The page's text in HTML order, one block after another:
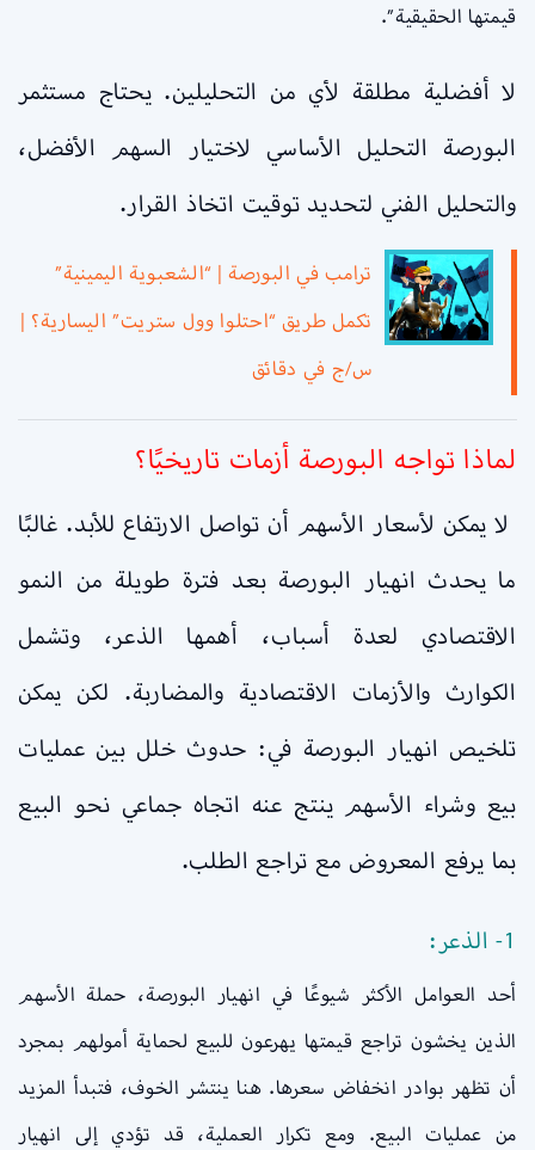
قيمتها الحقيقية”.
لا أفضلية مطلقة لأي من التحليلين. يحتاج مستثمر
البورصة التحليل الأساسي لاختيار السهم الأفضل،
والتحليل الفني لتحديد توقيت اتخاذ القرار.
ترامب في البورصة | “الشعبوية اليمينية”
تكمل طريق “احتلوا وول ستريت” اليسارية؟ |
س/ج في دقائق
لماذا تواجه البورصة أزمات تاريخيًا؟
لا يمكن لأسعار الأسهم أن تواصل الارتفاع للأبد. غالبًا
ما يحدث انهيار البورصة بعد فترة طويلة من النمو
الاقتصادي لعدة أسباب، أهمها الذعر، وتشمل
الكوارث والأزمات الاقتصادية والمضاربة. لكن يمكن
تلخيص انهيار البورصة في: حدوث خلل بين عمليات
بيع وشراء الأسهم ينتج عنه اتجاه جماعي نحو البيع
بما يرفع المعروض مع تراجع الطلب.
1- الذعر:
أحد العوامل الأكثر شيوعًا في انهيار البورصة، حملة الأسهم
الذين يخشون تراجع قيمتها يهرعون للبيع لحماية أمولهم بمجرد
أن تظهر بوادر انخفاض سعرها. هنا ينتشر الخوف، فتبدأ المزيد
من عمليات البيع. ومع تكرار العملية، قد تؤدي إلى انهيار